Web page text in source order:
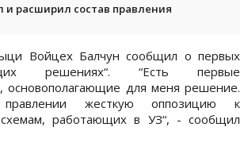
и расширил состав правления
Войцех Балчун сообщил о первых
решениях“. “Есть первые
основополагающие для меня решение.
жесткую оппозицию к
работающих в УЗ“, - сообщил